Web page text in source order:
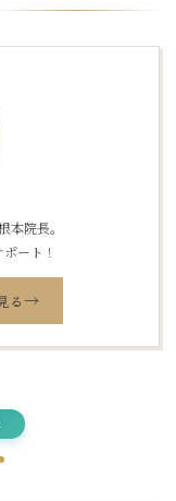
本院長。
ート！
る→